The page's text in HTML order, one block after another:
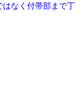
はなく付帯部まで丁